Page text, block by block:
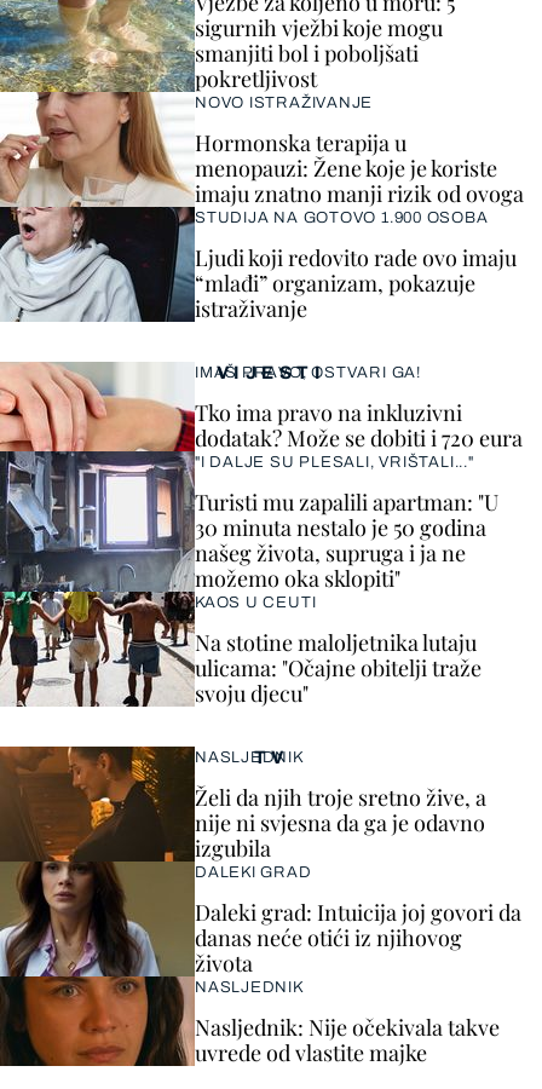
VIJESTI
IMAŠ PRAVO, OSTVARI GA!
Tko ima pravo na inkluzivni
dodatak? Može se dobiti i 720 eura
"I DALJE SU PLESALI, VRIŠTALI..."
Turisti mu zapalili apartman: "U
30 minuta nestalo je 50 godina
našeg života, supruga i ja ne
možemo oka sklopiti"
KAOS U CEUTI
Na stotine maloljetnika lutaju
ulicama: "Očajne obitelji traže
svoju djecu"
sigurnih vježbi koje mogu
smanjiti bol i poboljšati
pokretljivost
NOVO ISTRAŽIVANJE
Hormonska terapija u
menopauzi: Žene koje je koriste
imaju znatno manji rizik od ovoga
STUDIJA NA GOTOVO 1.900 OSOBA
Ljudi koji redovito rade ovo imaju
“mlađi” organizam, pokazuje
istraživanje
TV
NASLJEDNIK
Želi da njih troje sretno žive, a
nije ni svjesna da ga je odavno
izgubila
DALEKI GRAD
Daleki grad: Intuicija joj govori da
danas neće otići iz njihovog
života
NASLJEDNIK
Nasljednik: Nije očekivala takve
uvrede od vlastite majke